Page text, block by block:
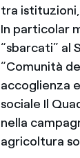
tra istituzioni,
In particolar
“sbarcati” al
“Comunità
accoglienza
sociale Il
nella
agricoltura